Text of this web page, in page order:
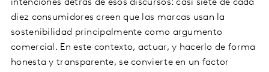
intenciones detrás de esos discursos: casi siete de cada
diez consumidores creen que las marcas usan la
sostenibilidad principalmente como argumento
comercial. En este contexto, actuar, y hacerlo de forma
honesta y transparente, se convierte en un factor